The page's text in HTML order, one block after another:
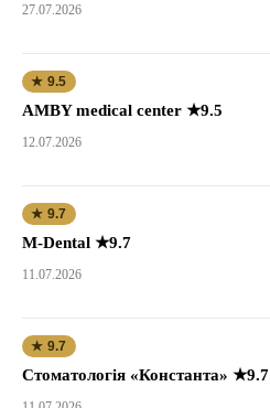
27.07.2026
★ 9.5
AMBY medical center ★9.5
12.07.2026
★ 9.7
M-Dental ★9.7
11.07.2026
★ 9.7
Стоматологія «Константа» ★9.7